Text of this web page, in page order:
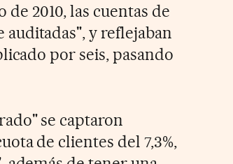
2010, las cuentas de
y reflejaban
por seis, pasando
se captaron
de clientes del 7,3%,